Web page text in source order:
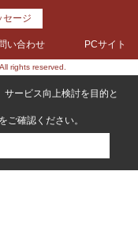
セージ
い合わせ PCサイト
rights reserved.
ービス向上検討を目的と
をご確認ください。